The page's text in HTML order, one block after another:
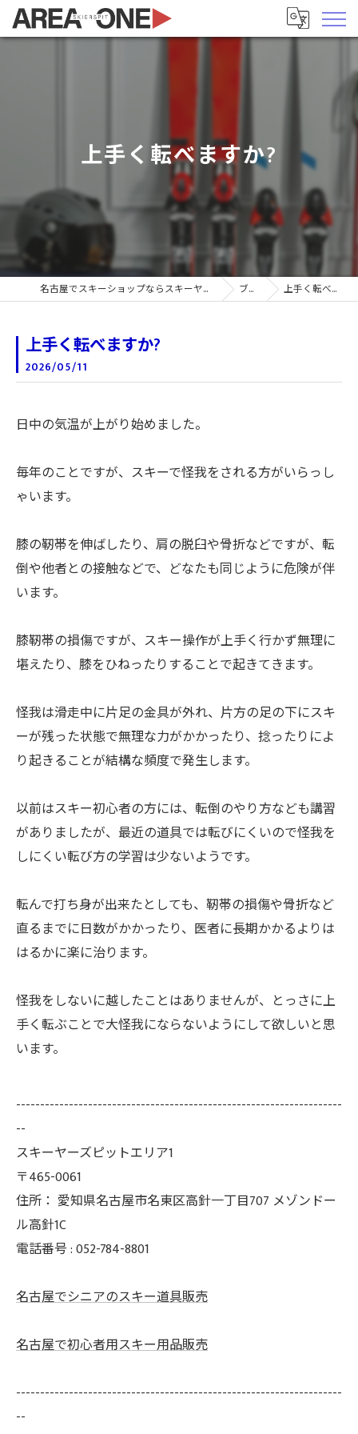
上手く転べますか?
名古屋でスキーショップならスキーヤーズピットエリア1 ブログ 上手く転べますか?
上手く転べますか?
2026/05/11
日中の気温が上がり始めました。
毎年のことですが、スキーで怪我をされる方がいらっし
ゃいます。
膝の靭帯を伸ばしたり、肩の脱臼や骨折などですが、転
倒や他者との接触などで、どなたも同じように危険が伴
います。
膝靭帯の損傷ですが、スキー操作が上手く行かず無理に
堪えたり、膝をひねったりすることで起きてきます。
怪我は滑走中に片足の金具が外れ、片方の足の下にスキ
ーが残った状態で無理な力がかかったり、捻ったりによ
り起きることが結構な頻度で発生します。
以前はスキー初心者の方には、転倒のやり方なども講習
がありましたが、最近の道具では転びにくいので怪我を
しにくい転び方の学習は少ないようです。
転んで打ち身が出来たとしても、靭帯の損傷や骨折など
直るまでに日数がかかったり、医者に長期かかるよりは
はるかに楽に治ります。
怪我をしないに越したことはありませんが、とっさに上
手く転ぶことで大怪我にならないようにして欲しいと思
います。
--------------------------------------------------------------------
--
スキーヤーズピットエリア1
〒465-0061
住所： 愛知県名古屋市名東区高針一丁目707 メゾンドー
ル高針1C
電話番号 :052-784-8801
名古屋でシニアのスキー道具販売
名古屋で初心者用スキー用品販売
--------------------------------------------------------------------
--